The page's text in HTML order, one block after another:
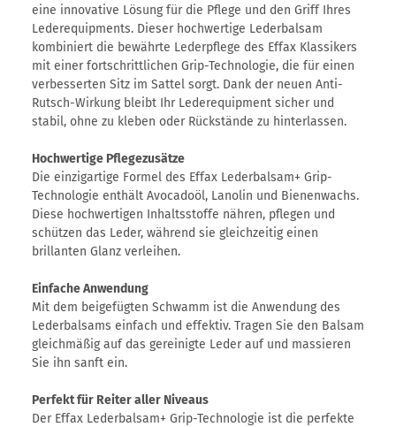
eine innovative Lösung für die Pflege und den Griff Ihres
Lederequipments. Dieser hochwertige Lederbalsam
kombiniert die bewährte Lederpflege des Effax Klassikers
mit einer fortschrittlichen Grip-Technologie, die für einen
verbesserten Sitz im Sattel sorgt. Dank der neuen Anti-
Rutsch-Wirkung bleibt Ihr Lederequipment sicher und
stabil, ohne zu kleben oder Rückstände zu hinterlassen.
Hochwertige Pflegezusätze
Die einzigartige Formel des Effax Lederbalsam+ Grip-
Technologie enthält Avocadoöl, Lanolin und Bienenwachs.
Diese hochwertigen Inhaltsstoffe nähren, pflegen und
schützen das Leder, während sie gleichzeitig einen
brillanten Glanz verleihen.
Einfache Anwendung
Mit dem beigefügten Schwamm ist die Anwendung des
Lederbalsams einfach und effektiv. Tragen Sie den Balsam
gleichmäßig auf das gereinigte Leder auf und massieren
Sie ihn sanft ein.
Perfekt für Reiter aller Niveaus
Der Effax Lederbalsam+ Grip-Technologie ist die perfekte